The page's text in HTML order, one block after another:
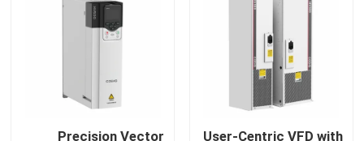
درخواست نقل قول
درایو فرکانس متغیر VFD
User-Centric VFD with
Precision Vector